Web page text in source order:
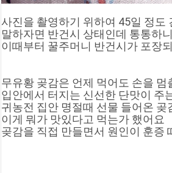
사진을 촬영하기 위하여 45일 정도
말하자면 반건시 상태인데 통통하
이때부터 꿀주머니 반건시가 포장
무유황 곶감은 언제 먹어도 손을 멈
입안에서 터지는 신선한 단맛이 주
귀농전 집안 명절때 선물 들어온 곶
이게 뭐가 맛있다고 먹는가 했어요
곶감을 직접 만들면서 원인이 훈증